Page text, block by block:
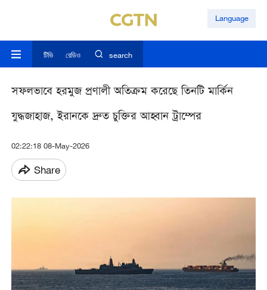
Language
টিভি রেডিও search
সফলভাবে হরমুজ প্রণালী অতিক্রম করেছে তিনটি মার্কিন
যুদ্ধজাহাজ, ইরানকে দ্রুত চুক্তির আহ্বান ট্রাম্পের
02:22:18 08-May-2026
Share